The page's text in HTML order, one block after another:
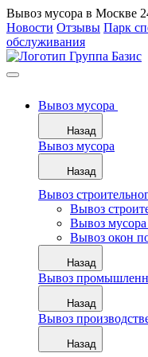
Вывоз мусора в Москве
Новости Отзывы Парк
обслуживания
Вывоз мусора
Назад
Вывоз мусора
Назад
Вывоз
Вывоз
Вывоз мусора
Вывоз окон
Назад
Вывоз
Назад
Вывоз
Назад